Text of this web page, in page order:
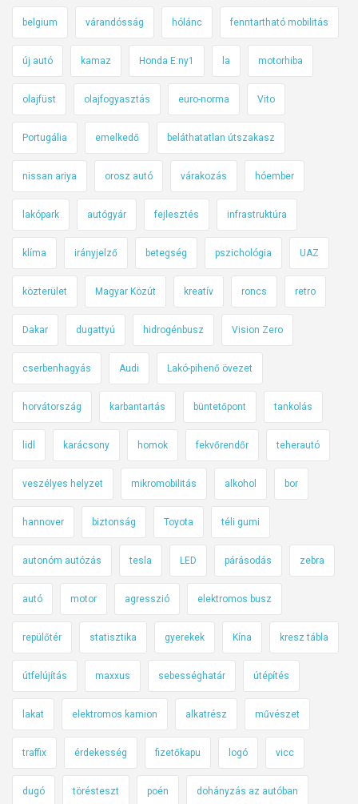
belgium várandósság hólánc fenntartható mobilitás
új autó kamaz Honda E:ny1 la motorhiba
olajfüst olajfogyasztás euro-norma Vito
Portugália emelkedő beláthatatlan útszakasz
nissan ariya orosz autó várakozás hóember
lakópark autógyár fejlesztés infrastruktúra
klíma irányjelző betegség pszichológia UAZ
közterület Magyar Közút kreatív roncs retro
Dakar dugattyú hidrogénbusz Vision Zero
cserbenhagyás Audi Lakó-pihenő övezet
horvátország karbantartás büntetőpont tankolás
lidl karácsony homok fekvőrendőr teherautó
veszélyes helyzet mikromobilitás alkohol bor
hannover biztonság Toyota téli gumi
autonóm autózás tesla LED párásodás zebra
autó motor agresszió elektromos busz
repülőtér statisztika gyerekek Kína kresz tábla
útfelújítás maxxus sebességhatár útépítés
lakat elektromos kamion alkatrész művészet
traffix érdekesség fizetőkapu logó vicc
dugó törésteszt poén dohányzás az autóban